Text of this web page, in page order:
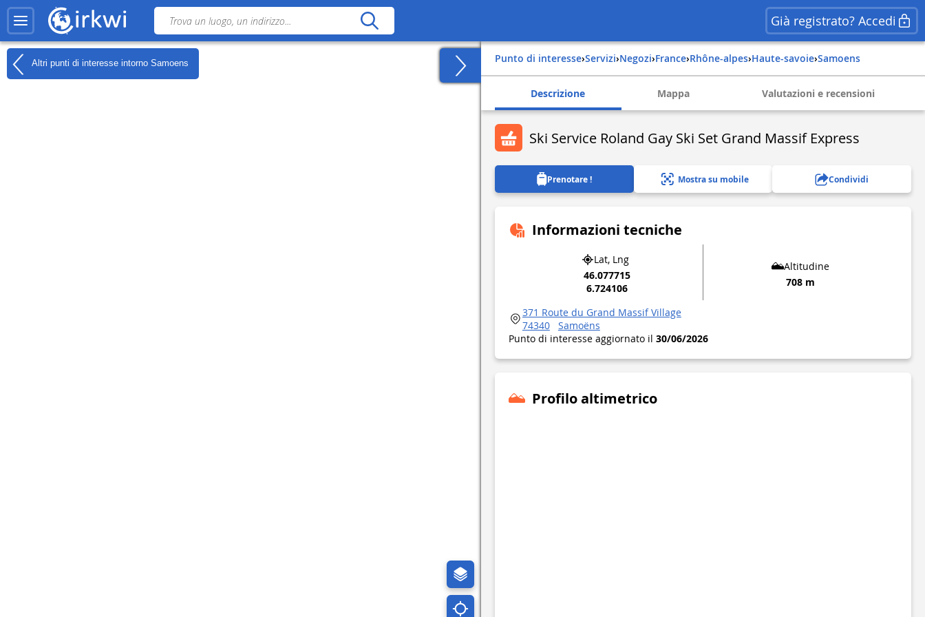
Già registrato? Accedi
Altri punti di interesse intorno Samoens Punto di interesse› Servizi› Negozi› france› rhône-alpes› haute-savoie› samoens
Descrizione Mappa Valutazioni e recensioni
Ski Service Roland Gay Ski Set Grand Massif Express
Prenotare ! Mostra su mobile Condividi
Informazioni tecniche
Lat, Lng
46.077715
6.724106
Altitudine
708 m
371 Route du Grand Massif Village
74340
Samoëns
Punto di interesse aggiornato il 30/06/2026
Profilo altimetrico